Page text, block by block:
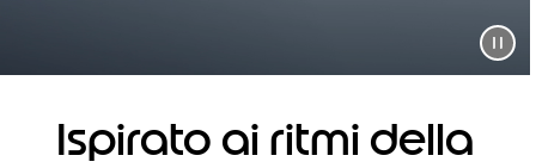
Ispirato ai ritmi della